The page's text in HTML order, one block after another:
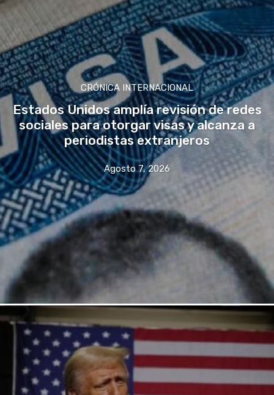
CRÓNICA INTERNACIONAL
Estados Unidos amplía revisión de redes
sociales para otorgar visas y alcanza a
periodistas extranjeros
Agosto 7, 2026